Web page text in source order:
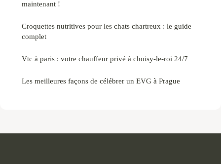
maintenant !
Croquettes nutritives pour les chats chartreux : le guide
complet
Vtc à paris : votre chauffeur privé à choisy-le-roi 24/7
Les meilleures façons de célébrer un EVG à Prague